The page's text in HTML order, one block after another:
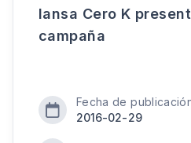
Iansa Cero K
campaña
Fecha de
2016-02-29